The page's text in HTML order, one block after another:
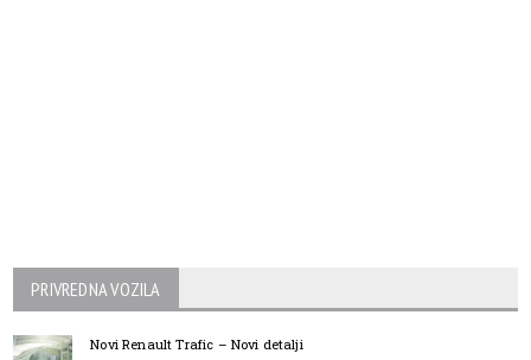
PRIVREDNA VOZILA
Novi Renault Trafic – Novi detalji